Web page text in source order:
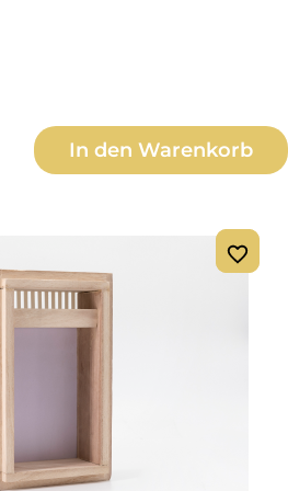
den gewünschten
In den Warenkorb